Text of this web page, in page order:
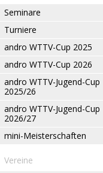
Seminare
Turniere
andro WTTV-Cup 2025
andro WTTV-Cup 2026
andro WTTV-Jugend-Cup
2025/26
andro WTTV-Jugend-Cup
2026/27
mini-Meisterschaften
Vereine